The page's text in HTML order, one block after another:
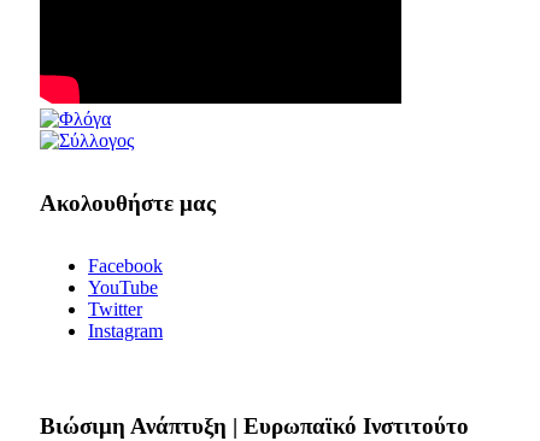
Ακολουθήστε μας
Facebook
YouTube
Twitter
Instagram
Bιώσιμη Ανάπτυξη | Ευρωπαϊκό Ινστιτούτο